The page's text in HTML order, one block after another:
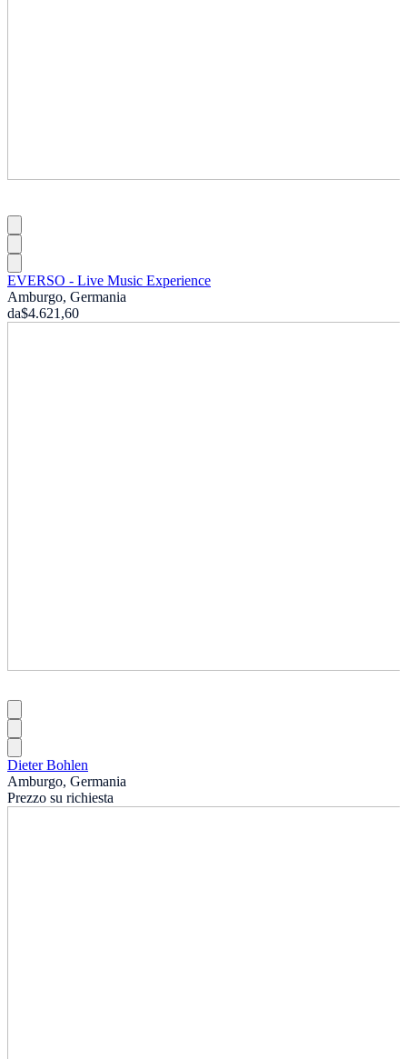
EVERSO - Live Music Experience
Amburgo, Germania
da$4.621,60
Dieter Bohlen
Amburgo, Germania
Prezzo su richiesta